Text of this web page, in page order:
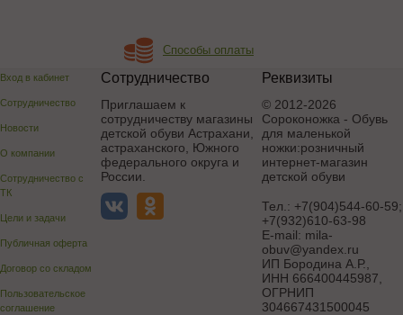
Способы оплаты
Вход в кабинет
Сотрудничество
Новости
О компании
Сотрудничество с
ТК
Цели и задачи
Публичная оферта
Договор со складом
Пользовательское
соглашение
Сотрудничество
Приглашаем к
сотрудничеству магазины
детской обуви Астрахани,
астраханского, Южного
федерального округа и
России.
Реквизиты
© 2012-2026
Сороконожка - Обувь
для маленькой
ножки:розничный
интернет-магазин
детской обуви
Тел.: +7(904)544-60-59;
+7(932)610-63-98
E-mail: mila-
obuv@yandex.ru
ИП Бородина А.Р.
ИНН 666400445987,
ОГРНИП
304667431500045